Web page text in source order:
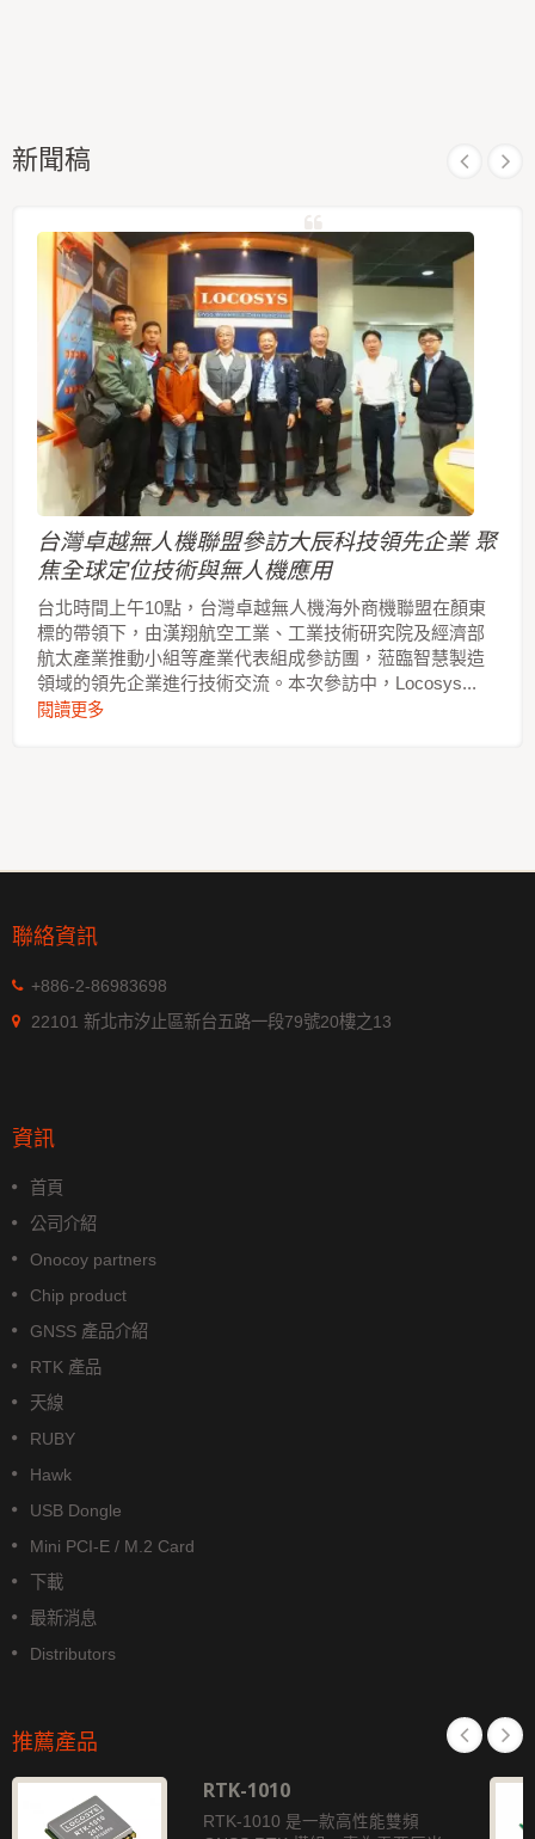
新聞稿
台灣卓越無人機聯盟參訪大辰科技領先企業 聚
焦全球定位技術與無人機應用
台北時間上午10點，台灣卓越無人機海外商機聯盟在顏東
標的帶領下，由漢翔航空工業、工業技術研究院及經濟部
航太產業推動小組等產業代表組成參訪團，蒞臨智慧製造
領域的領先企業進行技術交流。本次參訪中，Locosys...
閱讀更多
聯絡資訊
+886-2-86983698
22101 新北市汐止區新台五路一段79號20樓之13
資訊
首頁
公司介紹
Onocoy partners
Chip product
GNSS 產品介紹
RTK 產品
天線
RUBY
Hawk
USB Dongle
Mini PCI-E / M.2 Card
下載
最新消息
Distributors
推薦產品
RTK-1010
RTK-1010 是一款高性能雙頻